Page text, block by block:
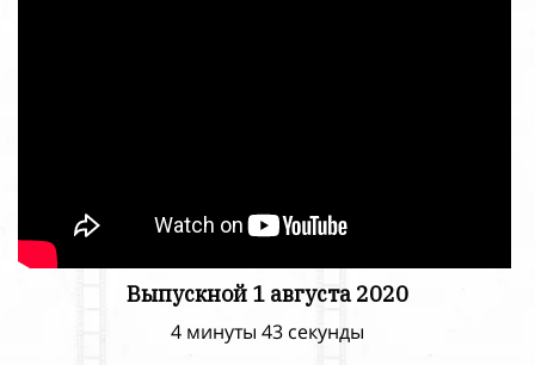
Выпускной 1 августа 2020
4 минуты 43 секунды